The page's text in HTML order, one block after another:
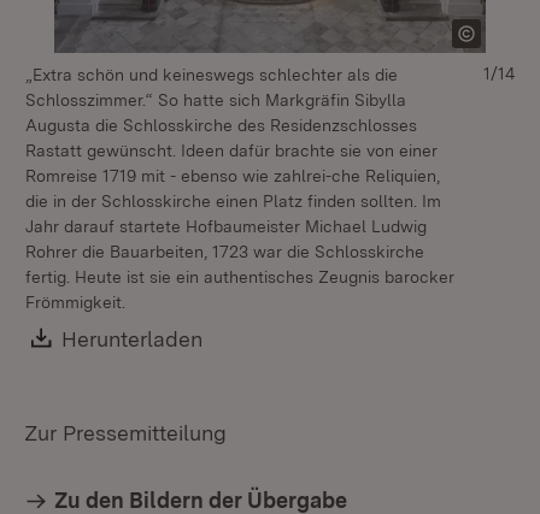
„Extra schön und keineswegs schlechter als die
Schlosszimmer.“ So hatte sich Markgräfin Sibylla
Augusta die Schlosskirche des Residenzschlosses
Rastatt gewünscht. Ideen dafür brachte sie von einer
Romreise 1719 mit - ebenso wie zahlrei-che Reliquien,
die in der Schlosskirche einen Platz finden sollten. Im
Jahr darauf startete Hofbaumeister Michael Ludwig
Rohrer die Bauarbeiten, 1723 war die Schlosskirche
fertig. Heute ist sie ein authentisches Zeugnis barocker
Frömmigkeit.
Download:
Herunterladen
1/14
Zur Pressemitteilung
Zu den Bildern der Übergabe